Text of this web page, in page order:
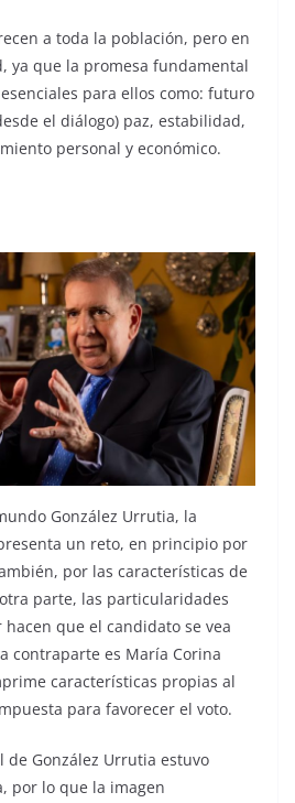
a toda la población, pero en
ya que la promesa fundamental
para ellos como: futuro
el diálogo) paz, estabilidad,
personal y económico.
González Urrutia, la
un reto, en principio por
por las características de
parte, las particularidades
que el candidato se vea
contraparte es María Corina
características propias al
para favorecer el voto.
de González Urrutia estuvo
por lo que la imagen